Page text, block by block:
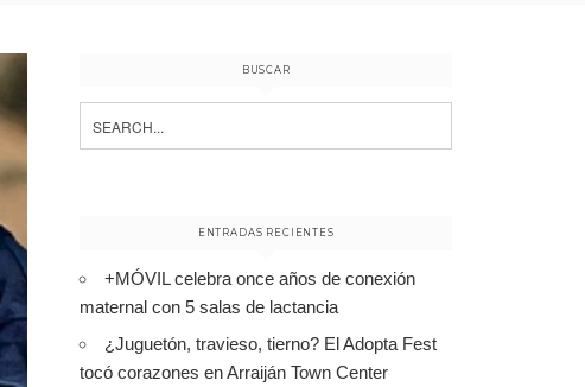
BUSCAR
ENTRADAS RECIENTES
+MÓVIL celebra once años de conexión
maternal con 5 salas de lactancia
¿Juguetón, travieso, tierno? El Adopta Fest
tocó corazones en Arraiján Town Center